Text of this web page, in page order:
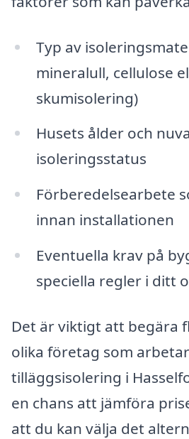
Typ av
mineralull, cellulose
skumisolering)
Husets ålder och
isoleringsstatus
Förberedelsearbete
innan installationen
Eventuella krav på
speciella regler i ditt
Det är viktigt att begära
olika företag som
tilläggsisolering i
en chans att jämföra
att du kan välja det